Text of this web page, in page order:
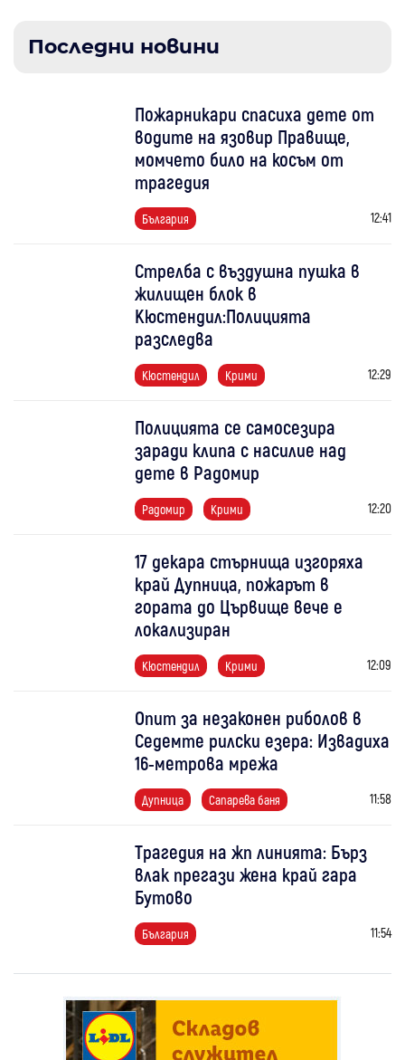
Последни новини
Пожарникари спасиха дете от
водите на язовир Правище,
момчето било на косъм от
трагедия
България 12:41
Стрелба с въздушна пушка в
жилищен блок в
Кюстендил:Полицията
разследва
Кюстендил Крими 12:29
Полицията се самосезира
заради клипа с насилие над
дете в Радомир
Радомир Крими 12:20
17 декара стърнища изгоряха
край Дупница, пожарът в
гората до Цървище вече е
локализиран
Кюстендил Крими 12:09
Опит за незаконен риболов в
Седемте рилски езера: Извадиха
16-метрова мрежа
Дупница Сапарева баня 11:58
Трагедия на жп линията: Бърз
влак прегази жена край гара
Бутово
България 11:54